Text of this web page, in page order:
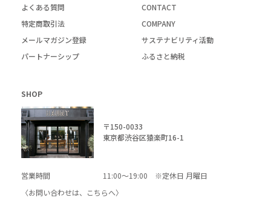
よくある質問
CONTACT
特定商取引法
COMPANY
メールマガジン登録
サステナビリティ活動
パートナーシップ
ふるさと納税
SHOP
〒150-0033
東京都渋谷区猿楽町16-1
営業時間
11:00～19:00 ※定休日 月曜日
〈お問い合わせは、
こちらへ〉